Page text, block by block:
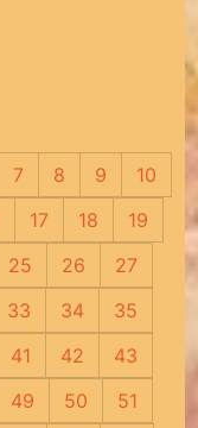
7 8 9
10
17 18
19
25 26
27
33 34
35
41 42
43
49 50
51